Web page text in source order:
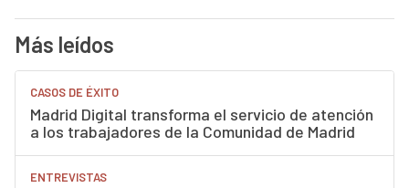
Más leídos
CASOS DE ÉXITO
Madrid Digital transforma el servicio de atención
a los trabajadores de la Comunidad de Madrid
ENTREVISTAS